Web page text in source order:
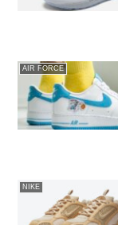
AIR FORCE
NIKE